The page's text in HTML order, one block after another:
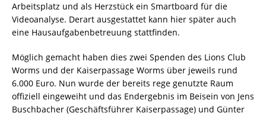
Arbeitsplatz und als Herzstück ein Smartboard für die
Videoanalyse. Derart ausgestattet kann hier später auch
eine Hausaufgabenbetreuung stattfinden.
Möglich gemacht haben dies zwei Spenden des Lions Club
Worms und der Kaiserpassage Worms über jeweils rund
6.000 Euro. Nun wurde der bereits rege genutzte Raum
offiziell eingeweiht und das Endergebnis im Beisein von Jens
Buschbacher (Geschäftsführer Kaiserpassage) und Günter